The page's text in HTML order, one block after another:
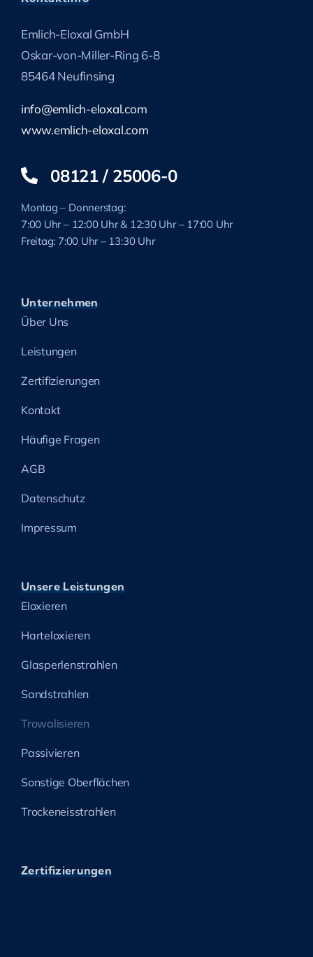
Emlich-Eloxal GmbH
Oskar-von-Miller-Ring 6-8
85464 Neufinsing
info@emlich-eloxal.com
www.emlich-eloxal.com
08121 / 25006-0
Montag – Donnerstag:
7:00 Uhr – 12:00 Uhr & 12:30 Uhr – 17:00 Uhr
Freitag: 7:00 Uhr – 13:30 Uhr
Unternehmen
Über Uns
Leistungen
Zertifizierungen
Kontakt
Häufige Fragen
AGB
Datenschutz
Impressum
Unsere Leistungen
Eloxieren
Harteloxieren
Glasperlenstrahlen
Sandstrahlen
Trowalisieren
Passivieren
Sonstige Oberflächen
Trockeneisstrahlen
Zertifizierungen